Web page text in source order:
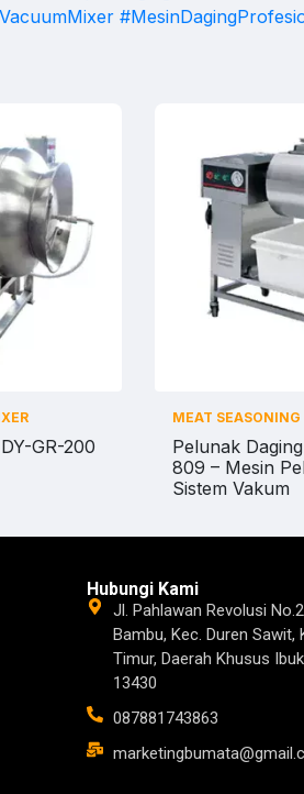
GR-200
MEAT SEASONING
Pelunak
809 – Mesin
Sistem Vakum
Hubungi Kami
Jl. Pahlawan Revolusi
Bambu, Kec. Duren Sawit,
Timur, Daerah Khusus
13430
087881743863